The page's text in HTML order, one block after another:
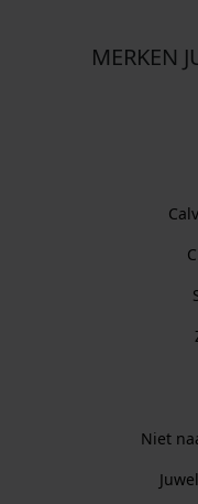
MERKEN
Niet